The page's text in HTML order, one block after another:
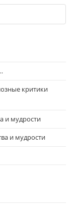
критики
и мудрости
и мудрости